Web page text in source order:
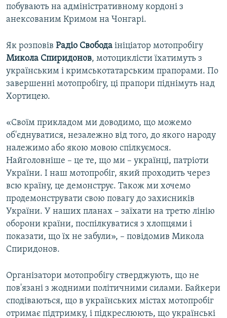
побувають на адміністративному кордоні з
анексованим Кримом на Чонгарі.
Як розповів Радiо Свобода ініціатор мотопробігу
Микола Спиридонов, мотоциклісти їхатимуть з
українським і кримськотатарським прапорами. По
завершенні мотопробігу, ці прапори піднімуть над
Хортицею.
«Своїм прикладом ми доводимо, що можемо
об'єднуватися, незалежно від того, до якого народу
належимо або якою мовою спілкуємося.
Найголовніше – це те, що ми – українці, патріоти
України. І наш мотопробіг, який проходить через
всю країну, це демонструє. Також ми хочемо
продемонструвати свою повагу до захисників
України. У наших планах – заїхати на третю лінію
оборони країни, поспілкуватися з хлопцями і
показати, що їх не забули», – повідомив Микола
Спиридонов.
Організатори мотопробігу стверджують, що не
пов'язані з жодними політичними силами. Байкери
сподіваються, що в українських містах мотопробіг
отримає підтримку, і підкреслюють, що українські